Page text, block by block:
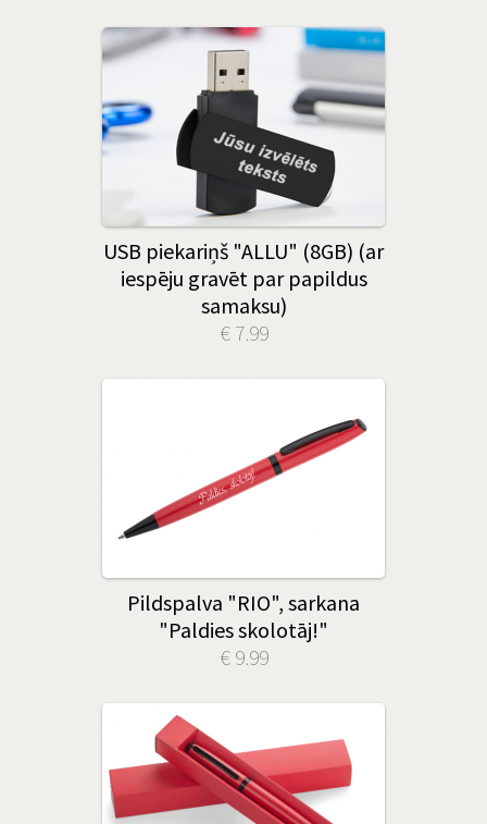
USB piekariņš "ALLU" (8GB) (ar
iespēju gravēt par papildus
samaksu)
€ 7.99
Pildspalva "RIO", sarkana
"Paldies skolotāj!"
€ 9.99